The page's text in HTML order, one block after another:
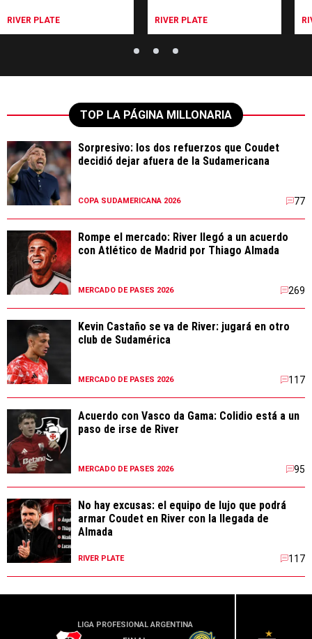
RIVER PLATE RIVER PLATE
TOP LA PÁGINA MILLONARIA
Sorpresivo: los dos refuerzos que Coudet
decidió dejar afuera de la Sudamericana
COPA SUDAMERICANA 2026 77
Rompe el mercado: River llegó a un acuerdo
con Atlético de Madrid por Thiago Almada
MERCADO DE PASES 2026 269
Kevin Castaño se va de River: jugará en otro
club de Sudamérica
MERCADO DE PASES 2026 117
Acuerdo con Vasco da Gama: Colidio está a un
paso de irse de River
MERCADO DE PASES 2026 95
No hay excusas: el equipo de lujo que podrá
armar Coudet en River con la llegada de
Almada
RIVER PLATE 117
LIGA PROFESIONAL ARGENTINA